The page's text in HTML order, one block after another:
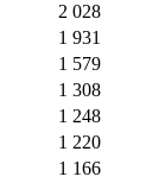
2 028
1 931
1 579
1 308
1 248
1 220
1 166